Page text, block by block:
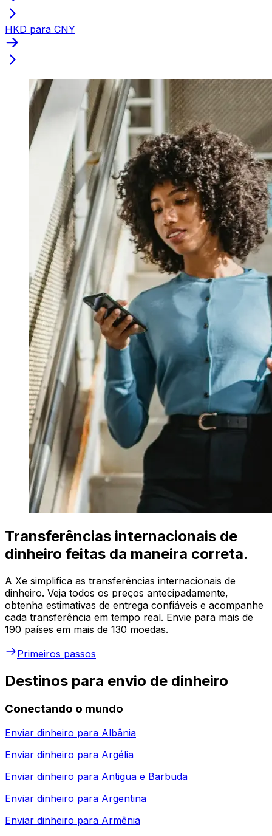
HKD para CNY
Transferências internacionais de
dinheiro feitas da maneira correta.
A Xe simplifica as transferências internacionais de
dinheiro. Veja todos os preços antecipadamente,
obtenha estimativas de entrega confiáveis e acompanhe
cada transferência em tempo real. Envie para mais de
190 países em mais de 130 moedas.
Primeiros passos
Destinos para envio de dinheiro
Conectando o mundo
Enviar dinheiro para Albânia
Enviar dinheiro para Argélia
Enviar dinheiro para Antigua e Barbuda
Enviar dinheiro para Argentina
Enviar dinheiro para Armênia